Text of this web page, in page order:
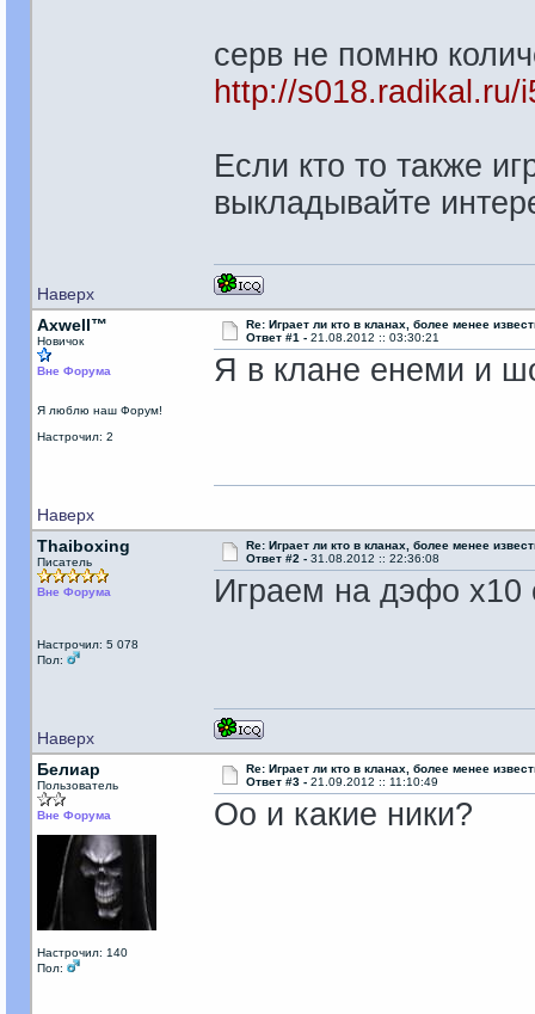
серв не помню
http://s018.radikal.ru/
Если кто то также
выкладывайте
Наверх
Axwell™
Новичок
Вне Форума
Я люблю наш Форум!
Настрочил: 2
Re: Играет ли кто в кланах, более менее
Ответ #1 - 21.08.2012 :: 03:30:21
Я в клане енеми и
Наверх
Thaiboxing
Писатель
Вне Форума
Настрочил: 5 078
Пол:
Re: Играет ли кто в кланах, более менее
Ответ #2 - 31.08.2012 :: 22:36:08
Играем на дэфо х10
Наверх
Белиар
Пользователь
Вне Форума
Настрочил: 140
Пол:
Re: Играет ли кто в кланах, более менее
Ответ #3 - 21.09.2012 :: 11:10:49
Оо и какие ники?